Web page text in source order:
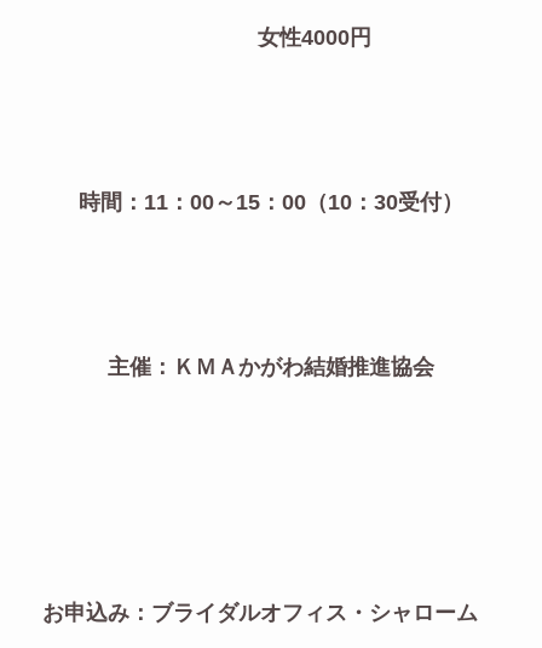
女性4000円
時間：11：00～15：00（10：30受付）
主催：ＫＭＡかがわ結婚推進協会
お申込み：ブライダルオフィス・シャローム